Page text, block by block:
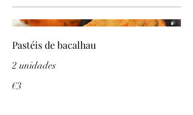
Pastéis de bacalhau
2 unidades
€3